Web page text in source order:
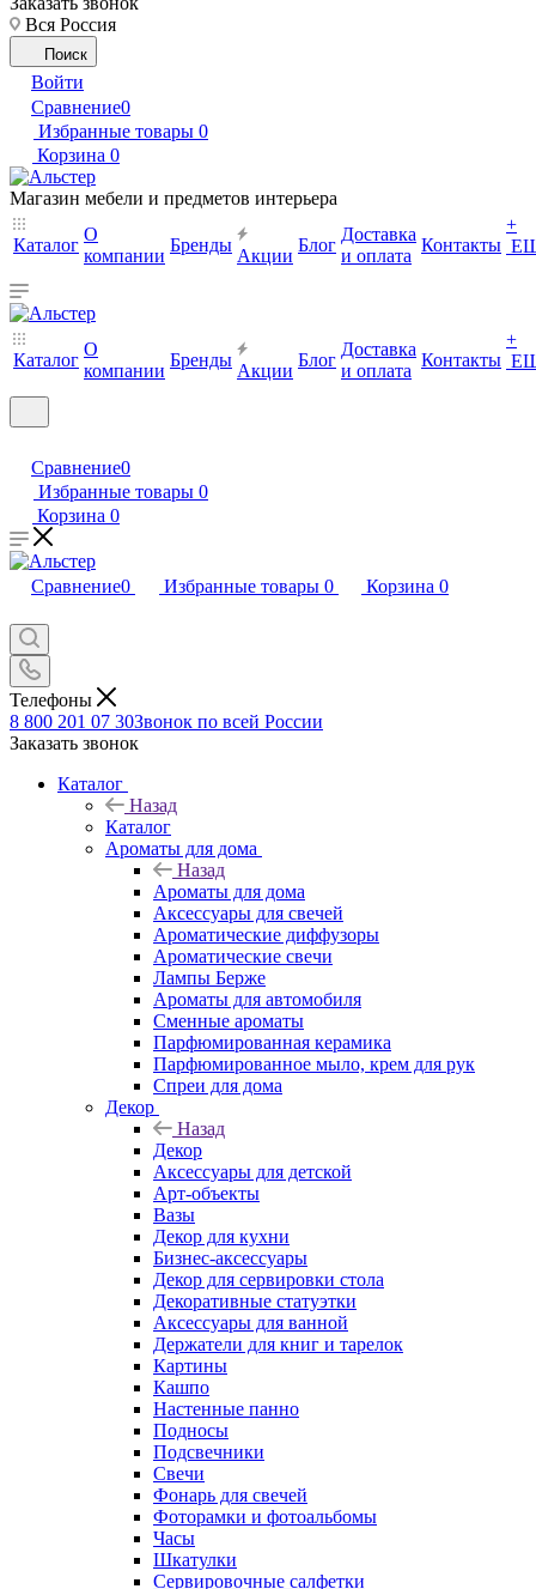
Вся Россия
Поиск
Войти
Сравнение0
Избранные товары 0
Корзина 0
Магазин мебели и предметов интерьера
Каталог
О
компании
Бренды
Акции
Блог
Доставка
и оплата
Контакты
+
Каталог
О
компании
Бренды
Акции
Блог
Доставка
и оплата
Контакты
+
Сравнение0
Избранные товары 0
Корзина 0
Сравнение0 Избранные товары 0 Корзина 0
Телефоны
8 800 201 07 30Звонок по всей России
Заказать звонок
Каталог
Назад
Каталог
Ароматы для дома
Назад
Ароматы для дома
Аксессуары для свечей
Ароматические диффузоры
Ароматические свечи
Лампы Берже
Ароматы для автомобиля
Сменные ароматы
Парфюмированная керамика
Парфюмированное мыло, крем для рук
Спреи для дома
Декор
Назад
Декор
Аксессуары для детской
Арт-объекты
Вазы
Декор для кухни
Бизнес-аксессуары
Декор для сервировки стола
Декоративные статуэтки
Аксессуары для ванной
Держатели для книг и тарелок
Картины
Кашпо
Настенные панно
Подносы
Подсвечники
Свечи
Фонарь для свечей
Фоторамки и фотоальбомы
Часы
Шкатулки
Сервировочные салфетки